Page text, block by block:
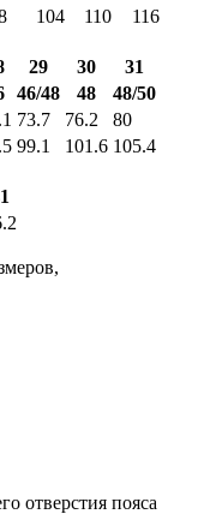
104 110
116
29 30
31
46/48 48
48/50
73.7 76.2
80
99.1 101.6 105.4
отверстия пояса